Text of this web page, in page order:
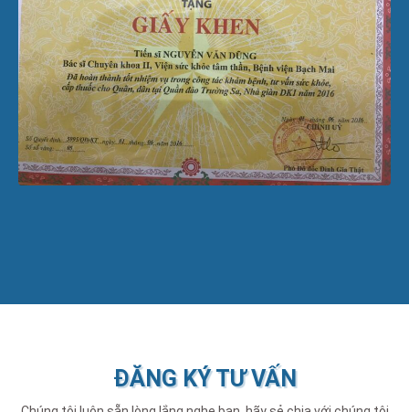
ĐĂNG KÝ TƯ VẤN